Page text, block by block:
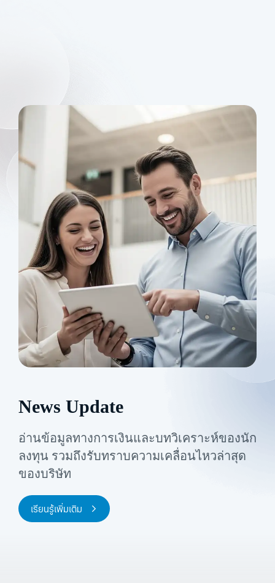
News Update
อ่านข้อมูลทางการเงินและบทวิเคราะห์ของนัก
ลงทุน รวมถึงรับทราบความเคลื่อนไหวล่าสุด
ของบริษัท
เรียนรู้เพิ่มเติม